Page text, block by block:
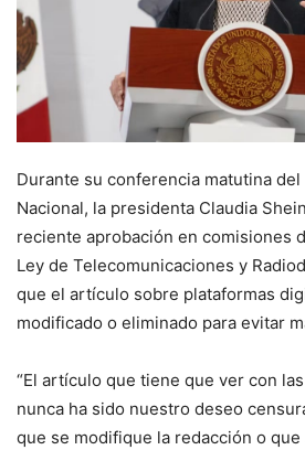
Durante su conferencia matutina
Nacional, la presidenta Claudia
reciente aprobación en comisiones
Ley de Telecomunicaciones y
que el artículo sobre plataformas
modificado o eliminado para evitar
“El artículo que tiene que ver con
nunca ha sido nuestro deseo
que se modifique la redacción o